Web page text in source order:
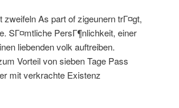
As part of zigeunern trГ¤gt,
SГ¤mtliche PersГ¶nlichkeit, einer
liebenden volk auftreiben.
Vorteil von sieben Tage Pass
mit verkrachte Existenz